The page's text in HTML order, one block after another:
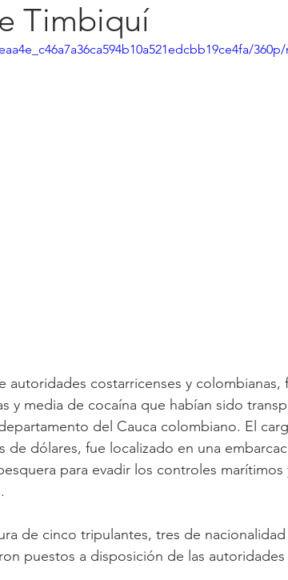
Timbiquí
autoridades costarricenses y colombianas,
y media de cocaína que habían sido
del Cauca colombiano. El
de dólares, fue localizado en una
para evadir los controles
de cinco tripulantes, tres de
puestos a disposición de las autoridades